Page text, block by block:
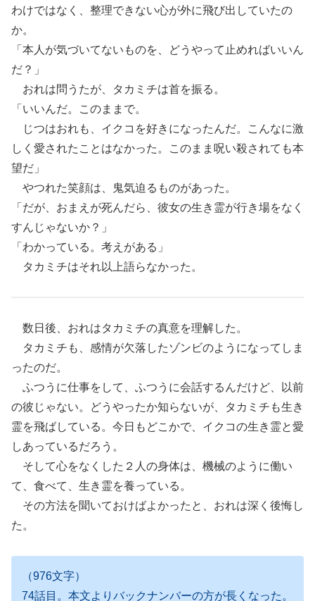
わけではなく、整理できない心が外に飛び出していたの
か。
「本人が気づいてないものを、どうやって止めればいいん
だ？」
おれは問うたが、タカミチは首を振る。
「いいんだ。このままで。
じつはおれも、イクコを好きになったんだ。こんなに激
しく愛されたことはなかった。このまま呪い殺されても本
望だ」
やつれた笑顔は、鬼気迫るものがあった。
「だが、おまえが死んだら、彼女の生き霊が行き場をなく
すんじゃないか？」
「わかっている。考えがある」
タカミチはそれ以上語らなかった。
数日後、おれはタカミチの真意を理解した。
タカミチも、感情が欠落したゾンビのようになってしま
ったのだ。
ふつうに仕事をして、ふつうに会話するんだけど、以前
の彼じゃない。どうやったか知らないが、タカミチも生き
霊を飛ばしている。今日もどこかで、イクコの生き霊と愛
しあっているだろう。
そして心をなくした２人の身体は、機械のように働い
て、食べて、生き霊を養っている。
その方法を聞いておけばよかったと、おれは深く後悔し
た。
（976文字）
74話目。本文よりバックナンバーの方が長くなった。